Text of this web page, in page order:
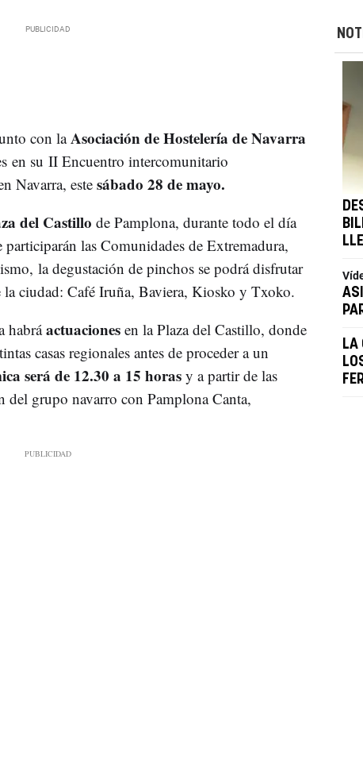
con laAsociación de Hostelería de Navarra
en su II Encuentro intercomunitario
Navarra, este sábado 28 de mayo.
del Castillo de Pamplona, durante todo el día
las Comunidades de Extremadura,
la degustación de pinchos se podrá disfrutar
la ciudad: Café Iruña, Baviera, Kiosko y Txoko.
habráactuaciones en la Plaza del Castillo, donde
casas regionales antes de proceder a un
será de 12.30 a 15 horasy a partir de las
del grupo navarro con Pamplona Canta,
LA